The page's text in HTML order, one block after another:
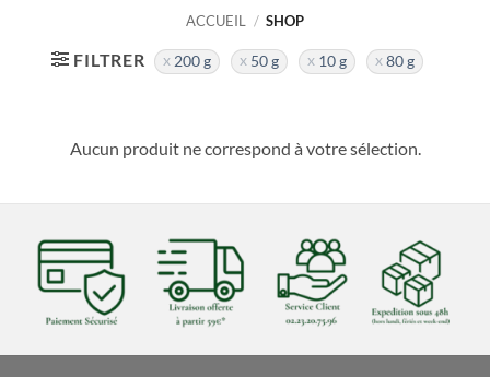
ACCUEIL / SHOP
FILTRER 200 g 50 g 10 g 80 g
Aucun produit ne correspond à votre sélection.